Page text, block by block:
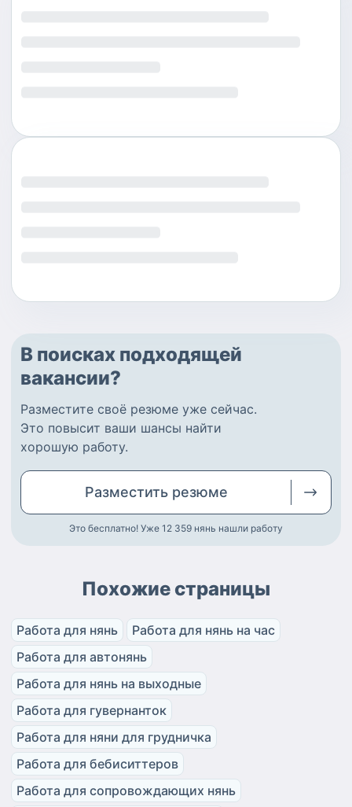
В поисках подходящей
вакансии?
Разместите своё резюме уже сейчас.
Это повысит ваши шансы найти
хорошую работу.
Разместить резюме
Это бесплатно! Уже 12 359 нянь нашли работу
Похожие страницы
Работа для нянь
Работа для нянь на час
Работа для автонянь
Работа для нянь на выходные
Работа для гувернанток
Работа для няни для грудничка
Работа для бебиситтеров
Работа для сопровождающих нянь